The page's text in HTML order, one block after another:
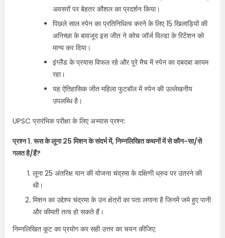
अवसरों पर बेहतर कौशल का प्रदर्शन किया।
पिछले साल स्पेन का प्रतिनिधित्व करने के लिए 15 खिलाड़ियों की
अनिच्छा के बावजूद इस जीत ने कोच जॉर्ज विल्डा के रिटेंशन को
मान्य कर दिया।
इंग्लैंड के प्रयास विफल रहे और पूरे मैच में स्पेन का दबदबा कायम
रहा।
यह ऐतिहासिक जीत महिला फुटबॉल में स्पेन की उल्लेखनीय
उपलब्धि है।
UPSC प्रारंभिक परीक्षा के लिए अभ्यास प्रश्न:
प्रश्न 1. रूस के लूना 25 मिशन के संदर्भ में, निम्नलिखित कथनों में से कौन-सा/से
गलत है/हैं?
लूना 25 अंतरिक्ष यान की योजना चंद्रमा के दक्षिणी ध्रुव पर उतरने की
थी।
मिशन का उद्देश्य चंद्रमा के उन क्षेत्रों का पता लगाना है जिनमें जमे हुए पानी
और कीमती तत्व हो सकते हैं।
निम्नलिखित कूट का प्रयोग कर सही उत्तर का चयन कीजिए: